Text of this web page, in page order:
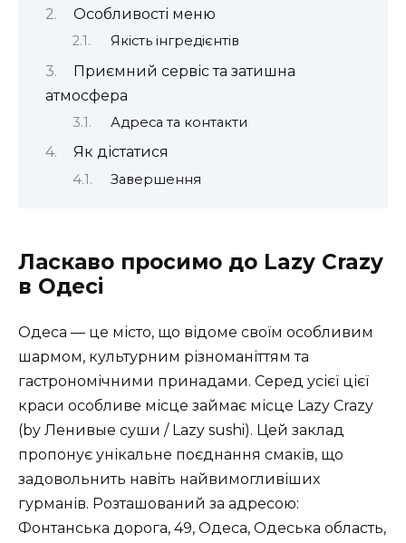
Особливості меню
Якість інгредієнтів
Приємний сервіс та затишна
атмосфера
Адреса та контакти
Як дістатися
Завершення
Ласкаво просимо до Lazy Crazy
в Одесі
Одеса — це місто, що відоме своїм особливим
шармом, культурним різноманіттям та
гастрономічними принадами. Серед усієї цієї
краси особливе місце займає місце Lazy Crazy
(by Ленивые суши / Lazy sushi). Цей заклад
пропонує унікальне поєднання смаків, що
задовольнить навіть найвимогливіших
гурманів. Розташований за адресою:
Фонтанська дорога, 49, Одеса, Одеська область,